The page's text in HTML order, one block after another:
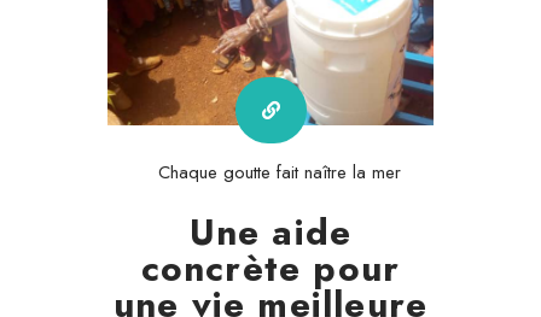
Chaque goutte fait naître la mer
Une aide
concrète pour
une vie meilleure